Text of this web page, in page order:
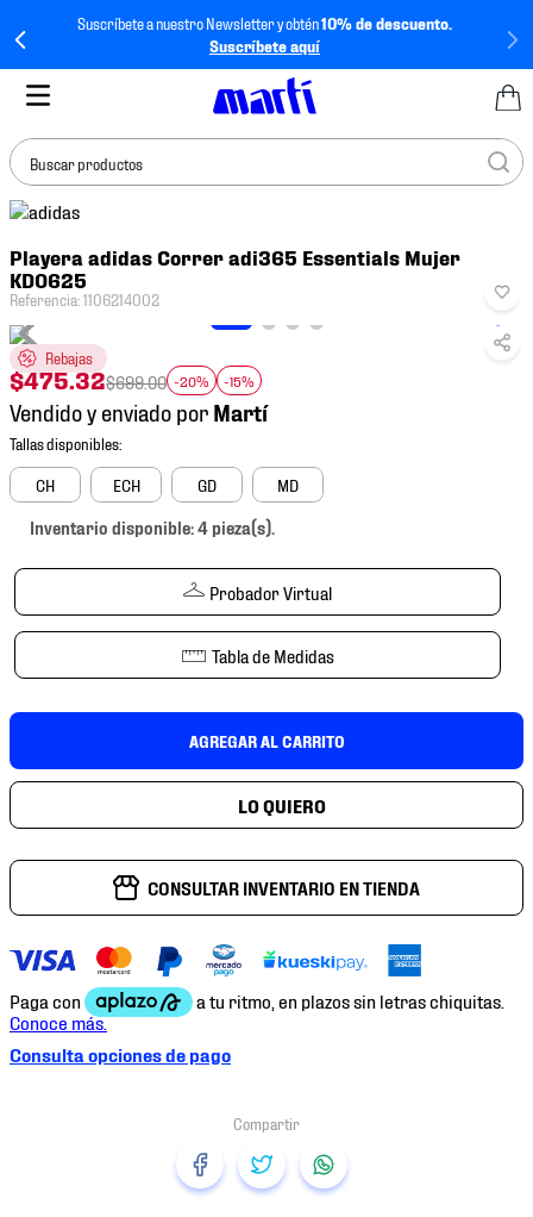
Suscríbete a nuestro Newsletter y obtén10% de descuento.
Suscríbete aquí
Buscar productos
Playera adidas Correr adi365 Essentials Mujer
KD0625
Referencia:1106214002
Rebajas
$475.32$699.00 -20% -15%
Vendido y enviado por
CH ECH GD MD
Inventario disponible: 4 pieza(s).
Probador Virtual
Tabla de Medidas
AGREGAR AL CARRITO
CONSULTAR INVENTARIO EN TIENDA
Consulta opciones de pago
BUSCADOS
1.
tenis mujer
2.
3.
tenis
4.
tenis futbol
5.
mochila
6.
jersey
9.
tenis niño